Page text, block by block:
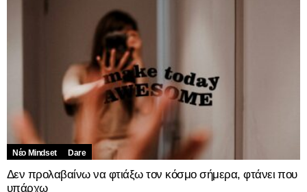
Νέο Mindset Dare
Δεν προλαβαίνω να φτιάξω τον κόσμο σήμερα, φτάνει που
υπάρχω